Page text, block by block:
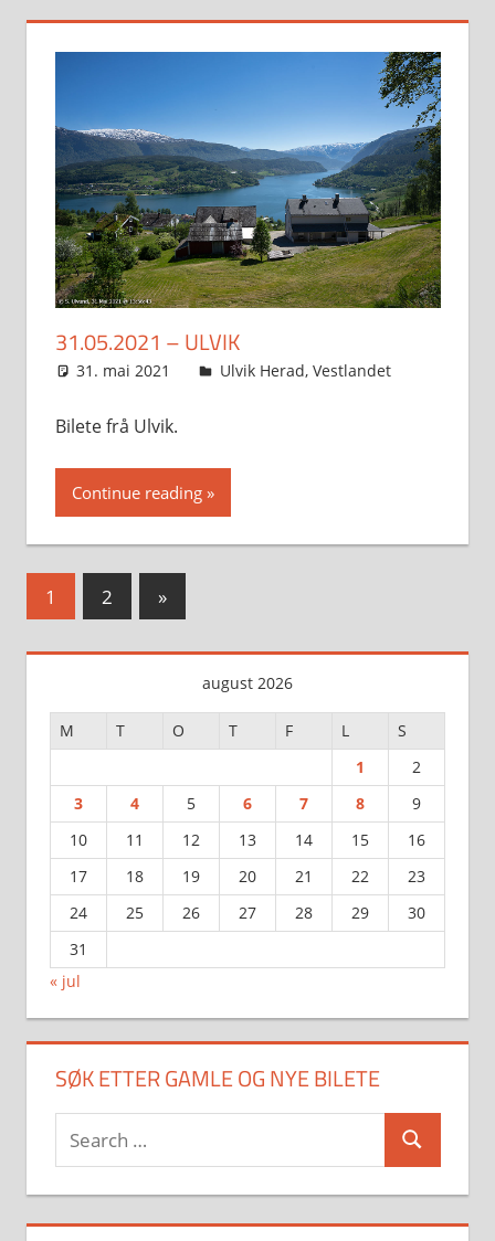
31.05.2021 – ULVIK
31. mai 2021 Svein
Ulvik Herad, Vestlandet
Bilete frå Ulvik.
Continue reading
Sidepaginering
1 2
Next
Posts
»
august 2026
M T O T F L
S
1
2
3
4 5 6 7 8
9
10
11 12 13 14 15
16
17
18 19 20 21 22
23
24
25 26 27 28 29
30
31
« jul
SØK ETTER GAMLE OG NYE BILETE
Search
for:
Search